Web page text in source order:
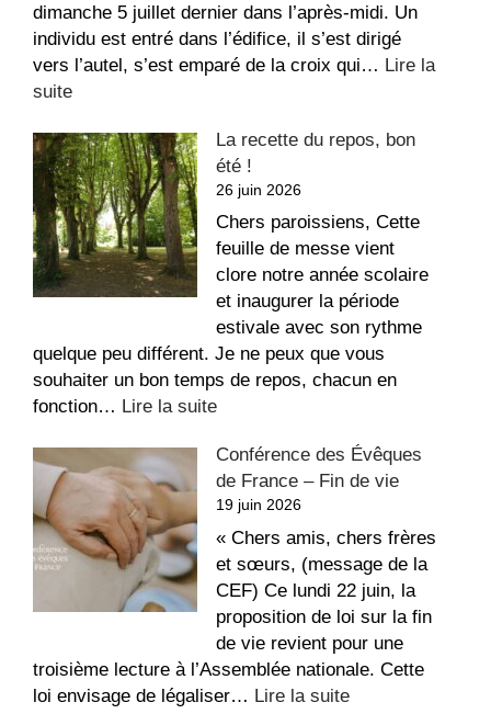
dimanche 5 juillet dernier dans l’après-midi. Un
individu est entré dans l’édifice, il s’est dirigé
vers l’autel, s’est emparé de la croix qui… Lire la
suite:
suite
aux
dégradations
dans
l’église
Saint-
Étienne
La recette du repos, bon
été !
26 juin 2026
Chers paroissiens, Cette
feuille de messe vient
clore notre année scolaire
et inaugurer la période
estivale avec son rythme
quelque peu différent. Je ne peux que vous
souhaiter un bon temps de repos, chacun en
fonction… Lire la suite:
recette
du
repos,
bon
été
!
Conférence des Évêques
de France – Fin de vie
19 juin 2026
« Chers amis, chers frères
et sœurs, (message de la
CEF) Ce lundi 22 juin, la
proposition de loi sur la fin
de vie revient pour une
troisième lecture à l’Assemblée nationale. Cette
loi envisage de légaliser… Lire la suite: